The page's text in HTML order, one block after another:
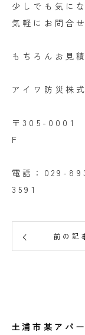
少しでも気に
気軽にお問
もちろんお見
アイワ防災株
〒305-0001
F
電話：029-
3591
前の記
土浦市某アパ